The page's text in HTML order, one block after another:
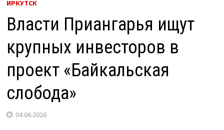
ИРКУТСК
Власти Приангарья ищут
крупных инвесторов в
проект «Байкальская
слобода»
04.06.2026